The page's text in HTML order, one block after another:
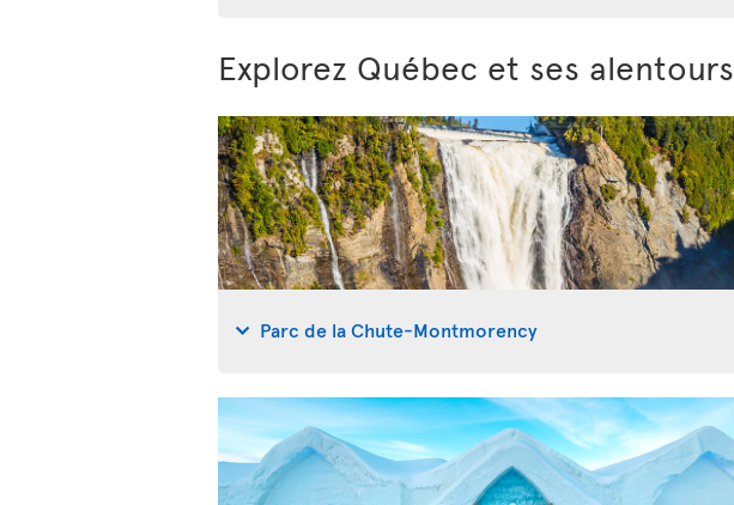
Explorez Québec et ses alentours
Parc de la Chute-Montmorency